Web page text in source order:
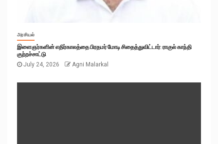
அரசியல்
இளைஞர்களின் எதிர்காலத்தை பிரதமர் மோடி சிதைத்துவிட்டார்: ராகுல் காந்தி
குற்றச்சாட்டு
July 24, 2026
Agni Malarkal